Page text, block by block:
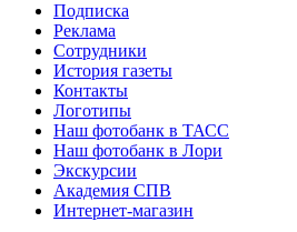
Подписка
Реклама
Сотрудники
История газеты
Контакты
Логотипы
Наш фотобанк в ТАСС
Наш фотобанк в Лори
Экскурсии
Академия СПВ
Интернет-магазин